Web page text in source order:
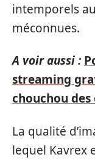
intemporels
méconnues.
A voir aussi :
streaming
chouchou
La qualité
lequel Kavrex